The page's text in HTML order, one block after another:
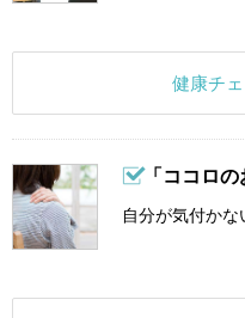
健康チ
「ココロの
自分が気付か